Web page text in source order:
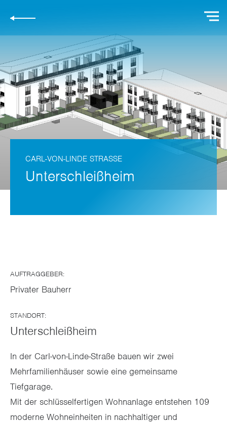
CARL-VON-LINDE STRASSE
Unterschleißheim
AUFTRAGGEBER:
Privater Bauherr
STANDORT:
Unterschleißheim
In der Carl-von-Linde-Straße bauen wir zwei
Mehrfamilienhäuser sowie eine gemeinsame
Tiefgarage.
Mit der schlüsselfertigen Wohnanlage entstehen 109
moderne Wohneinheiten in nachhaltiger und